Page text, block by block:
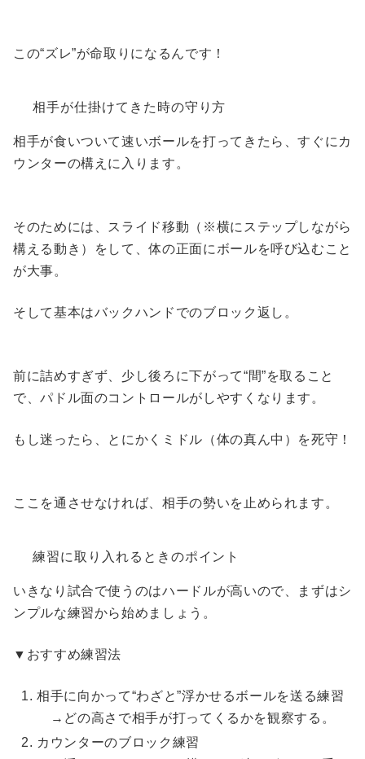
この“ズレ”が命取りになるんです！
相手が仕掛けてきた時の守り方
相手が食いついて速いボールを打ってきたら、すぐにカ
ウンターの構えに入ります。
そのためには、スライド移動（※横にステップしながら
構える動き）をして、体の正面にボールを呼び込むこと
が大事。
そして基本はバックハンドでのブロック返し。
前に詰めすぎず、少し後ろに下がって“間”を取ること
で、パドル面のコントロールがしやすくなります。
もし迷ったら、とにかくミドル（体の真ん中）を死守！
ここを通させなければ、相手の勢いを止められます。
練習に取り入れるときのポイント
いきなり試合で使うのはハードルが高いので、まずはシ
ンプルな練習から始めましょう。
▼おすすめ練習法
相手に向かって“わざと”浮かせるボールを送る練習
→どの高さで相手が打ってくるかを観察する。
カウンターのブロック練習